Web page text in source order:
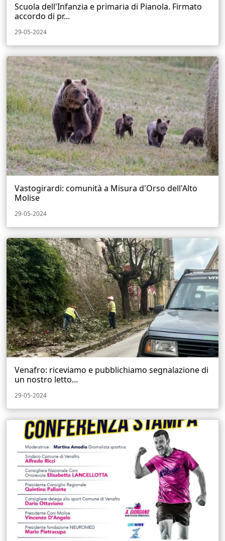
Scuola dell'Infanzia e primaria di Pianola. Firmato
accordo di pr...
29-05-2024
Vastogirardi: comunità a Misura d'Orso dell'Alto
Molise
29-05-2024
Venafro: riceviamo e pubblichiamo segnalazione di
un nostro letto...
29-05-2024